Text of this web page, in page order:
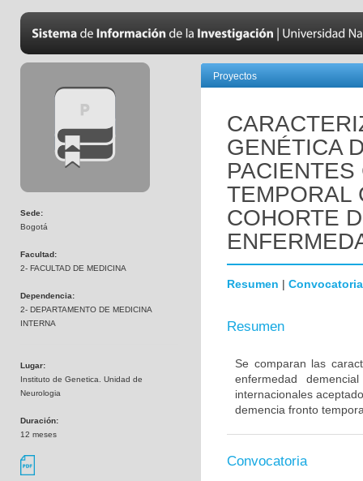
Sede:
Bogotá
Facultad:
2- FACULTAD DE MEDICINA
Dependencia:
2- DEPARTAMENTO DE MEDICINA
INTERNA
Lugar:
Instituto de Genetica. Unidad de
Neurologia
Duración:
12 meses
Proyectos
GENÉTICA
TEMPORAL
COHORTE
Resumen | Convocatoria
Resumen
Se comparan las
enfermedad
internacionales
demencia fronto
Convocatoria